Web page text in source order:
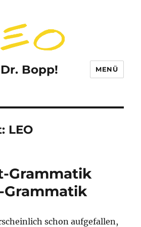
Bopp! MENÜ
LEO
Grammatik
Grammatik
schon aufgefallen,